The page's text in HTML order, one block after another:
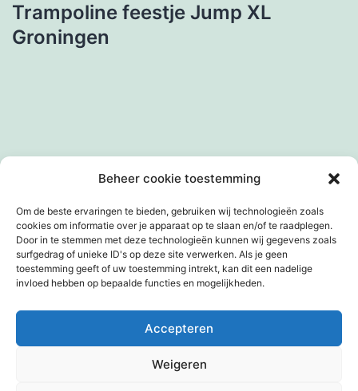
Beheer cookie toestemming
Om de beste ervaringen te bieden, gebruiken wij technologieën zoals
cookies om informatie over je apparaat op te slaan en/of te raadplegen.
Door in te stemmen met deze technologieën kunnen wij gegevens zoals
surfgedrag of unieke ID's op deze site verwerken. Als je geen
toestemming geeft of uw toestemming intrekt, kan dit een nadelige
invloed hebben op bepaalde functies en mogelijkheden.
Accepteren
Weigeren
Trampoline feestje Jump XL
Groningen
© 2026 Copyright